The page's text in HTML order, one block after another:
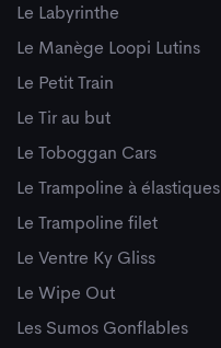
Le Labyrinthe
Le Manège Loopi Lutins
Le Petit Train
Le Tir au but
Le Toboggan Cars
Le Trampoline à élastiques
Le Trampoline filet
Le Ventre Ky Gliss
Le Wipe Out
Les Sumos Gonflables